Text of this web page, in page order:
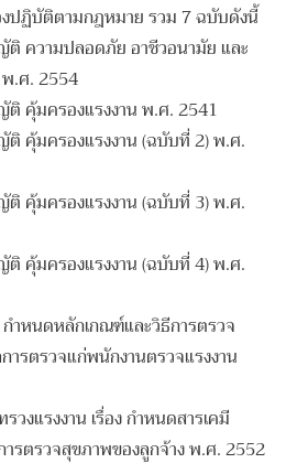
ฏิบัติตามกฎหมาย รวม 7 ฉบับดังนี้
ความปลอดภัย อาชีวอนามัย และ
งาน พ.ศ. 2554
ติ คุ้มครองแรงงาน พ.ศ. 2541
คุ้มครองแรงงาน (ฉบับที่ 2) พ.ศ.
คุ้มครองแรงงาน (ฉบับที่ 3) พ.ศ.
คุ้มครองแรงงาน (ฉบับที่ 4) พ.ศ.
ำหนดหลักเกณฑ์และวิธีการตรวจ
ารตรวจแก่พนักงานตรวจแรงงาน
วงแรงงาน เรื่อง กำหนดสารเคมี
รตรวจสุขภาพของลูกจ้าง พ.ศ. 2552